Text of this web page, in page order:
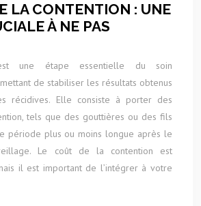
LA CONTENTION : UNE
À NE PAS
une étape essentielle du soin
de stabiliser les résultats obtenus
récidives. Elle consiste à porter des
tels que des gouttières ou des fils
période plus ou moins longue après le
Le coût de la contention est
il est important de l’intégrer à votre